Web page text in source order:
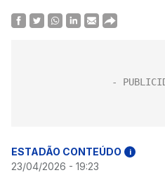
ESTADÃO CONTEÚDO i
23/04/2026 - 19:23